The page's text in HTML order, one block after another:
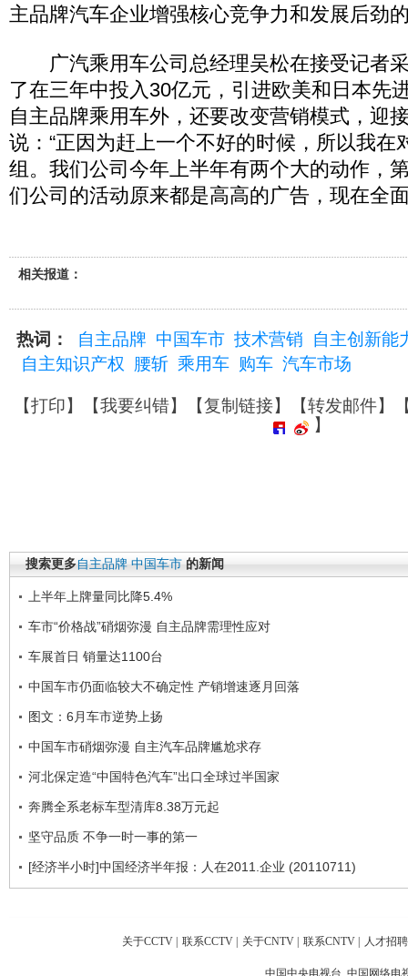
主品牌汽车企业增强核心竞争力和发展后劲
广汽乘用车公司总经理吴松在接受记者
了在三年中投入30亿元，引进欧美和日本先
自主品牌乘用车外，还要改变营销模式，迎
说：“正因为赶上一个不好的时候，所以我在
组。我们公司今年上半年有两个大的动作，
们公司的活动原来都是高高的广告，现在全
相关报道：
热词： 自主品牌 中国车市 技术营销
自主创新能
自主知识产权
腰斩 乘用车 购车 汽车市场
【打印】【我要纠错】【复制链接】【转发邮件】
】
搜索更多自主品牌 中国车市 的新闻
上半年上牌量同比降5.4%
车市“价格战”硝烟弥漫 自主品牌需理性应对
车展首日 销量达1100台
中国车市仍面临较大不确定性 产销增速逐月回落
图文：6月车市逆势上扬
中国车市硝烟弥漫 自主汽车品牌尴尬求存
河北保定造“中国特色汽车”出口全球过半国家
奔腾全系老标车型清库8.38万元起
坚守品质 不争一时一事的第一
[经济半小时]中国经济半年报：人在2011.企业 (20110711)
关于CCTV | 联系CCTV | 关于CNTV | 联系CNTV | 人才招聘
中国中央电视台 中国网络电